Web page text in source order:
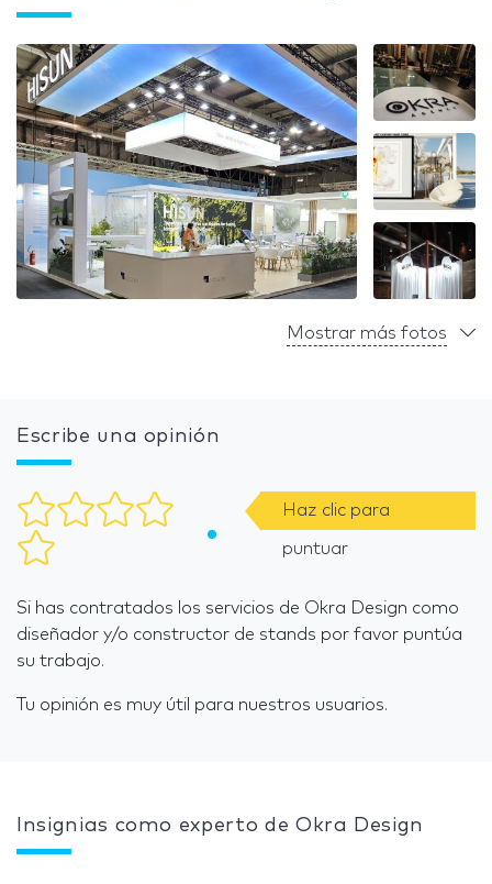
Mostrar más fotos
Escribe una opinión
Haz clic para
puntuar
Si has contratados los servicios de Okra Design como
diseñador y/o constructor de stands por favor puntúa
su trabajo.
Tu opinión es muy útil para nuestros usuarios.
Insignias como experto de Okra Design